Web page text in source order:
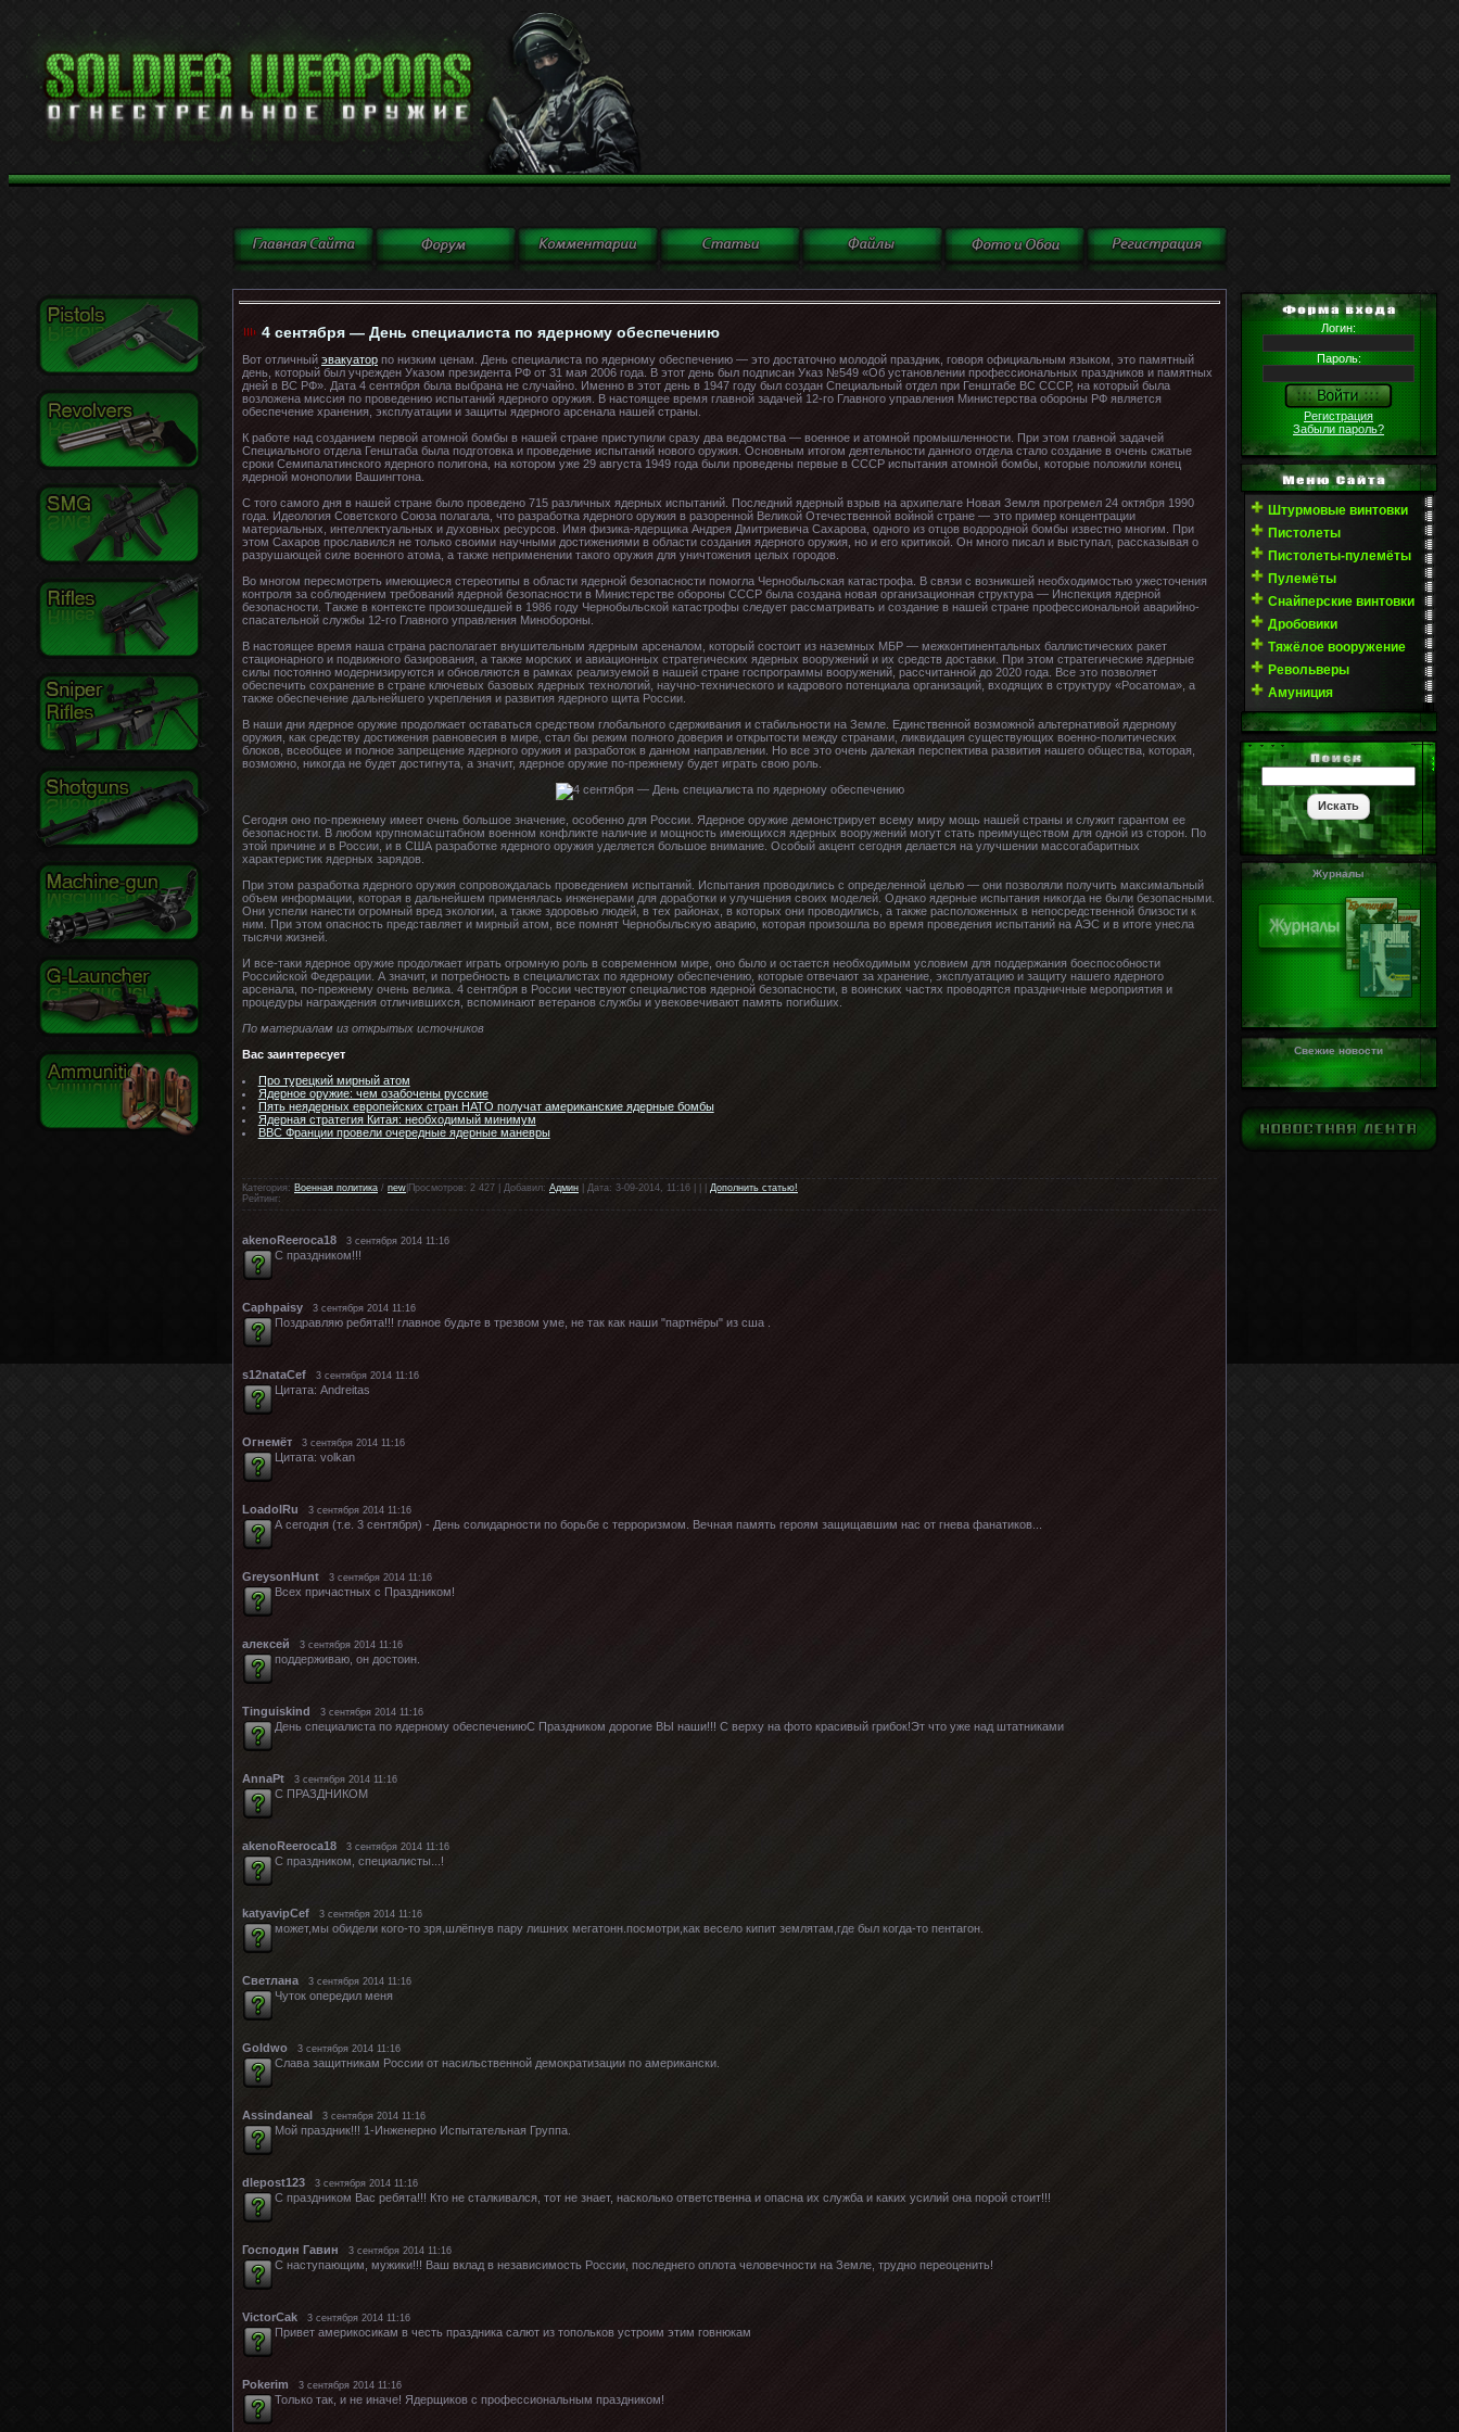
4 сентября — День специалиста по ядерному обеспечению
Вот отличный эвакуатор по низким ценам. День специалиста по ядерному обеспечению — это достаточно молодой праздник, говоря официальным языком, это памятный
день, который был учрежден Указом президента РФ от 31 мая 2006 года. В этот день был подписан Указ №549 «Об установлении профессиональных праздников и памятных
дней в ВС РФ». Дата 4 сентября была выбрана не случайно. Именно в этот день в 1947 году был создан Специальный отдел при Генштабе ВС СССР, на который была
возложена миссия по проведению испытаний ядерного оружия. В настоящее время главной задачей 12-го Главного управления Министерства обороны РФ является
обеспечение хранения, эксплуатации и защиты ядерного арсенала нашей страны.
К работе над созданием первой атомной бомбы в нашей стране приступили сразу два ведомства — военное и атомной промышленности. При этом главной задачей
Специального отдела Генштаба была подготовка и проведение испытаний нового оружия. Основным итогом деятельности данного отдела стало создание в очень сжатые
сроки Семипалатинского ядерного полигона, на котором уже 29 августа 1949 года были проведены первые в СССР испытания атомной бомбы, которые положили конец
ядерной монополии Вашингтона.
С того самого дня в нашей стране было проведено 715 различных ядерных испытаний. Последний ядерный взрыв на архипелаге Новая Земля прогремел 24 октября 1990
года. Идеология Советского Союза полагала, что разработка ядерного оружия в разоренной Великой Отечественной войной стране — это пример концентрации
материальных, интеллектуальных и духовных ресурсов. Имя физика-ядерщика Андрея Дмитриевича Сахарова, одного из отцов водородной бомбы известно многим. При
этом Сахаров прославился не только своими научными достижениями в области создания ядерного оружия, но и его критикой. Он много писал и выступал, рассказывая о
разрушающей силе военного атома, а также неприменении такого оружия для уничтожения целых городов.
Во многом пересмотреть имеющиеся стереотипы в области ядерной безопасности помогла Чернобыльская катастрофа. В связи с возникшей необходимостью ужесточения
контроля за соблюдением требований ядерной безопасности в Министерстве обороны СССР была создана новая организационная структура — Инспекция ядерной
безопасности. Также в контексте произошедшей в 1986 году Чернобыльской катастрофы следует рассматривать и создание в нашей стране профессиональной аварийно-
спасательной службы 12-го Главного управления Минобороны.
В настоящее время наша страна располагает внушительным ядерным арсеналом, который состоит из наземных МБР — межконтинентальных баллистических ракет
стационарного и подвижного базирования, а также морских и авиационных стратегических ядерных вооружений и их средств доставки. При этом стратегические ядерные
силы постоянно модернизируются и обновляются в рамках реализуемой в нашей стране госпрограммы вооружений, рассчитанной до 2020 года. Все это позволяет
обеспечить сохранение в стране ключевых базовых ядерных технологий, научно-технического и кадрового потенциала организаций, входящих в структуру «Росатома», а
также обеспечение дальнейшего укрепления и развития ядерного щита России.
В наши дни ядерное оружие продолжает оставаться средством глобального сдерживания и стабильности на Земле. Единственной возможной альтернативой ядерному
оружия, как средству достижения равновесия в мире, стал бы режим полного доверия и открытости между странами, ликвидация существующих военно-политических
блоков, всеобщее и полное запрещение ядерного оружия и разработок в данном направлении. Но все это очень далекая перспектива развития нашего общества, которая,
возможно, никогда не будет достигнута, а значит, ядерное оружие по-прежнему будет играть свою роль.
Сегодня оно по-прежнему имеет очень большое значение, особенно для России. Ядерное оружие демонстрирует всему миру мощь нашей страны и служит гарантом ее
безопасности. В любом крупномасштабном военном конфликте наличие и мощность имеющихся ядерных вооружений могут стать преимуществом для одной из сторон. По
этой причине и в России, и в США разработке ядерного оружия уделяется большое внимание. Особый акцент сегодня делается на улучшении массогабаритных
характеристик ядерных зарядов.
При этом разработка ядерного оружия сопровождалась проведением испытаний. Испытания проводились с определенной целью — они позволяли получить максимальный
объем информации, которая в дальнейшем применялась инженерами для доработки и улучшения своих моделей. Однако ядерные испытания никогда не были безопасными.
Они успели нанести огромный вред экологии, а также здоровью людей, в тех районах, в которых они проводились, а также расположенных в непосредственной близости к
ним. При этом опасность представляет и мирный атом, все помнят Чернобыльскую аварию, которая произошла во время проведения испытаний на АЭС и в итоге унесла
тысячи жизней.
И все-таки ядерное оружие продолжает играть огромную роль в современном мире, оно было и остается необходимым условием для поддержания боеспособности
Российской Федерации. А значит, и потребность в специалистах по ядерному обеспечению, которые отвечают за хранение, эксплуатацию и защиту нашего ядерного
арсенала, по-прежнему очень велика. 4 сентября в России чествуют специалистов ядерной безопасности, в воинских частях проводятся праздничные мероприятия и
процедуры награждения отличившихся, вспоминают ветеранов службы и увековечивают память погибших.
По материалам из открытых источников
Вас заинтересует
Про турецкий мирный атом
Ядерное оружие: чем озабочены русские
Пять неядерных европейских стран НАТО получат американские ядерные бомбы
Ядерная стратегия Китая: необходимый минимум
ВВС Франции провели очередные ядерные маневры
Категория: Военная политика / new |Просмотров: 2 427 | Добавил: Админ | Дата: 3-09-2014, 11:16 | | | Дополнить статью!
Рейтинг:
akenoReeroca18 3 сентября 2014 11:16
С праздником!!!
Caphpaisy 3 сентября 2014 11:16
Поздравляю ребята!!! главное будьте в трезвом уме, не так как наши "партнёры" из сша .
s12nataCef 3 сентября 2014 11:16
Цитата: Andreitas
Огнемёт 3 сентября 2014 11:16
Цитата: volkan
LoadolRu 3 сентября 2014 11:16
А сегодня (т.е. 3 сентября) - День солидарности по борьбе с терроризмом. Вечная память героям защищавшим нас от гнева фанатиков...
GreysonHunt 3 сентября 2014 11:16
Всех причастных с Праздником!
алексей 3 сентября 2014 11:16
поддерживаю, он достоин.
Tinguiskind 3 сентября 2014 11:16
День специалиста по ядерному обеспечениюС Праздником дорогие ВЫ наши!!! С верху на фото красивый грибок!Эт что уже над штатниками
АnnaPt 3 сентября 2014 11:16
С ПРАЗДНИКОМ
akenoReeroca18 3 сентября 2014 11:16
С праздником, специалисты...!
katyavipCef 3 сентября 2014 11:16
может,мы обидели кого-то зря,шлёпнув пару лишних мегатонн.посмотри,как весело кипит землятам,где был когда-то пентагон.
Светлана 3 сентября 2014 11:16
Чуток опередил меня
Goldwo 3 сентября 2014 11:16
Слава защитникам России от насильственной демократизации по американски.
Assindaneal 3 сентября 2014 11:16
Мой праздник!!! 1-Инженерно Испытательная Группа.
dlepost123 3 сентября 2014 11:16
С праздником Вас ребята!!! Кто не сталкивался, тот не знает, насколько ответственна и опасна их служба и каких усилий она порой стоит!!!
Господин Гавин 3 сентября 2014 11:16
С наступающим, мужики!!! Ваш вклад в независимость России, последнего оплота человечности на Земле, трудно переоценить!
VictorCak 3 сентября 2014 11:16
Привет америкосикам в честь праздника салют из топольков устроим этим говнюкам
Pokerim 3 сентября 2014 11:16
Только так, и не иначе! Ядерщиков с профессиональным праздником!
Логин:
Пароль:
Регистрация
Забыли пароль?
Штурмовые винтовки
Пистолеты
Пистолеты-пулемёты
Пулемёты
Снайперские винтовки
Дробовики
Тяжёлое вооружение
Револьверы
Амуниция
Журналы
Свежие новости